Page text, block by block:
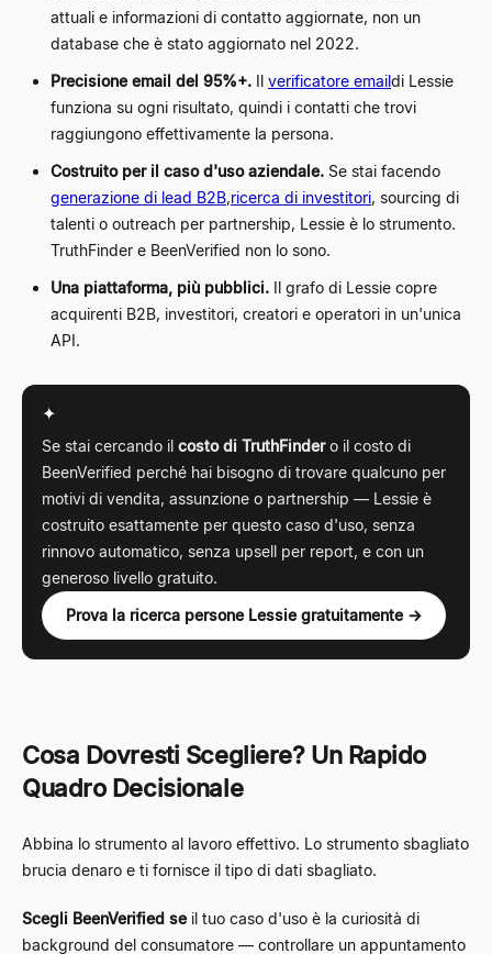
attuali e informazioni di contatto aggiornate, non un
database che è stato aggiornato nel 2022.
Precisione email del 95%+. Il verificatore emaildi Lessie
funziona su ogni risultato, quindi i contatti che trovi
raggiungono effettivamente la persona.
Costruito per il caso d'uso aziendale. Se stai facendo
generazione di lead B2B,ricerca di investitori, sourcing di
talenti o outreach per partnership, Lessie è lo strumento.
TruthFinder e BeenVerified non lo sono.
Una piattaforma, più pubblici. Il grafo di Lessie copre
acquirenti B2B, investitori, creatori e operatori in un'unica
API.
✦
Se stai cercando il costo di TruthFindero il costo di
BeenVerified perché hai bisogno di trovare qualcuno per
motivi di vendita, assunzione o partnership — Lessie è
costruito esattamente per questo caso d'uso, senza
rinnovo automatico, senza upsell per report, e con un
generoso livello gratuito.
Prova la ricerca persone Lessie gratuitamente →
Cosa Dovresti Scegliere? Un Rapido
Quadro Decisionale
Abbina lo strumento al lavoro effettivo. Lo strumento sbagliato
brucia denaro e ti fornisce il tipo di dati sbagliato.
Scegli BeenVerified seil tuo caso d'uso è la curiosità di
background del consumatore — controllare un appuntamento